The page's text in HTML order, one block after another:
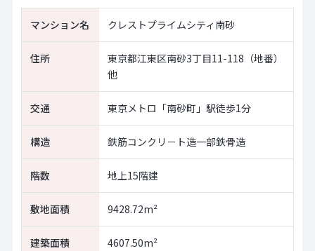
マンション名 クレストプライムシティ南砂
住所
東京都江東区南砂3丁目11-118（地番）
他
交通 東京メトロ「南砂町」駅徒歩1分
構造 鉄筋コンクリ－ト造一部鉄骨造
階数 地上15階建
敷地面積 9428.72m²
建築面積 4607.50m²